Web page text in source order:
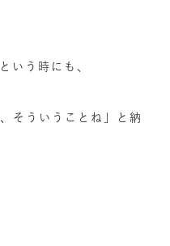
いう時にも、
そういうことね」と納